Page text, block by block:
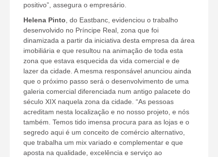
positivo”, assegura o empresário.
Helena Pinto , do Eastbanc, evidenciou o trabalho
desenvolvido no Príncipe Real, zona que foi
dinamizada a partir da iniciativa desta empresa da área
imobiliária e que resultou na animação de toda esta
zona que estava esquecida da vida comercial e de
lazer da cidade. A mesma responsável anunciou ainda
que o próximo passo será o desenvolvimento de uma
galeria comercial diferenciada num antigo palacete do
século XIX naquela zona da cidade. “As pessoas
acreditam nesta localização e no nosso projeto, e nós
também. Temos tido imensa procura para as lojas e o
segredo aqui é um conceito de comércio alternativo,
que trabalha um mix variado e complementar e que
aposta na qualidade, excelência e serviço ao